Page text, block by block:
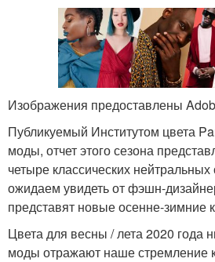
Изображения предоставлены
Публикуемый Институтом цвета
моды, отчет этого сезона
четыре классических
ожидаем увидеть от фэшн-
представят новые осенне-зимние
Цвета для весны / лета 2020 года
моды отражают наше стремление